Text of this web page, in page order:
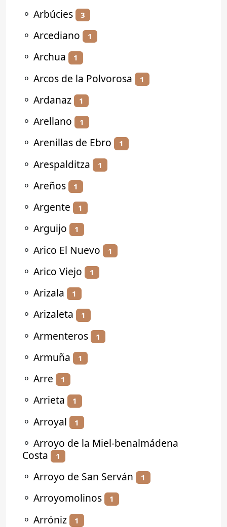
⚬ Arbúcies 3
⚬ Arcediano 1
⚬ Archua 1
⚬ Arcos de la Polvorosa 1
⚬ Ardanaz 1
⚬ Arellano 1
⚬ Arenillas de Ebro 1
⚬ Arespalditza 1
⚬ Areños 1
⚬ Argente 1
⚬ Arguijo 1
⚬ Arico El Nuevo 1
⚬ Arico Viejo 1
⚬ Arizala 1
⚬ Arizaleta 1
⚬ Armenteros 1
⚬ Armuña 1
⚬ Arre 1
⚬ Arrieta 1
⚬ Arroyal 1
⚬ Arroyo de la Miel-benalmádena
Costa
1
⚬ Arroyo de San Serván 1
⚬ Arroyomolinos 1
⚬ Arróniz 1